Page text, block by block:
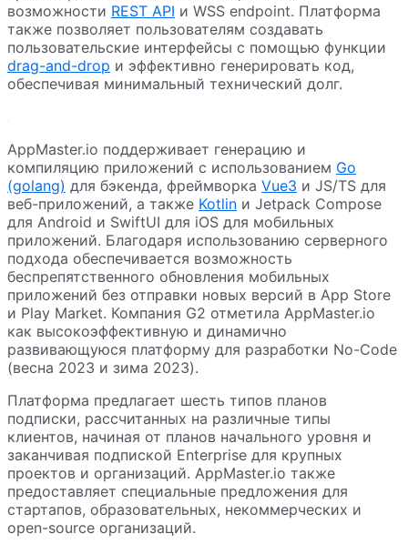
возможности REST API и WSS endpoint. Платформа
также позволяет пользователям создавать
пользовательские интерфейсы с помощью функции
drag-and-drop и эффективно генерировать код,
обеспечивая минимальный технический долг.
AppMaster.io поддерживает генерацию и
компиляцию приложений с использованием Go
(golang) для бэкенда, фреймворка Vue3 и JS/TS для
веб-приложений, а также Kotlin и Jetpack Compose
для Android и SwiftUI для iOS для мобильных
приложений. Благодаря использованию серверного
подхода обеспечивается возможность
беспрепятственного обновления мобильных
приложений без отправки новых версий в App Store
и Play Market. Компания G2 отметила AppMaster.io
как высокоэффективную и динамично
развивающуюся платформу для разработки No-Code
(весна 2023 и зима 2023).
Платформа предлагает шесть типов планов
подписки, рассчитанных на различные типы
клиентов, начиная от планов начального уровня и
заканчивая подпиской Enterprise для крупных
проектов и организаций. AppMaster.io также
предоставляет специальные предложения для
стартапов, образовательных, некоммерческих и
open-source организаций.